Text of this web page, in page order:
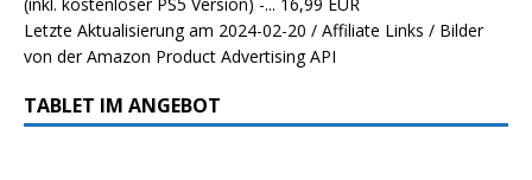
Letzte Aktualisierung am 2024-02-20 / Affiliate Links / Bilder
von der Amazon Product Advertising API
TABLET IM ANGEBOT